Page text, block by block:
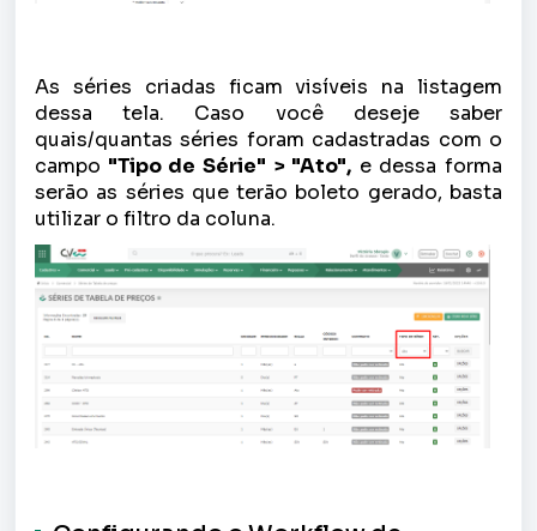
As séries criadas ficam visíveis na listagem
dessa tela. Caso você deseje saber
quais/quantas séries foram cadastradas com o
campo "Tipo de Série" > "Ato", e dessa forma
serão as séries que terão boleto gerado, basta
utilizar o filtro da coluna.